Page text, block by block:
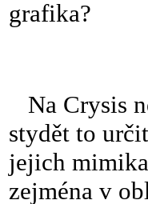
grafika?
Na Crysis
stydět to
jejich
zejména v